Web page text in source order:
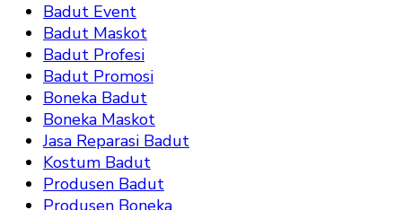
Badut Event
Badut Maskot
Badut Profesi
Badut Promosi
Boneka Badut
Boneka Maskot
Jasa Reparasi Badut
Kostum Badut
Produsen Badut